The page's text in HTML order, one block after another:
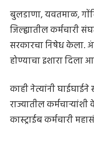
बुलडाणा, यवतमाळ,
जिल्ह्यातील कर्मचारी
सरकारचा निषेध केला.
होण्याचा इशारा दिला
काही नेत्यांनी
राज्यातील
कास्ट्राईब कर्मचारी